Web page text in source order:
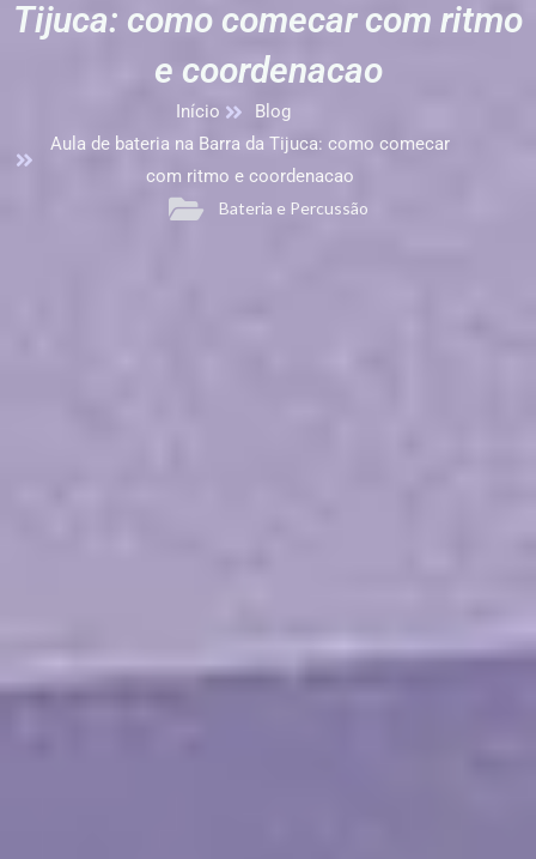
Tijuca: como comecar com ritmo
e coordenacao
Início
Blog
Aula de bateria na Barra da Tijuca: como comecar
com ritmo e coordenacao
Bateria e Percussão